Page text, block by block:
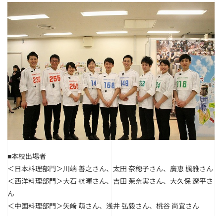
■本校出場者
＜日本料理部門＞川端 善之さん、太田 奈穂子さん、廣恵 楓雅さん
＜西洋料理部門＞大石 航暉さん、吉田 茉奈実さん、大久保 遼平さ
ん
＜中国料理部門＞矢﨑 萌さん、浅井 弘毅さん、桃谷 尚宜さん